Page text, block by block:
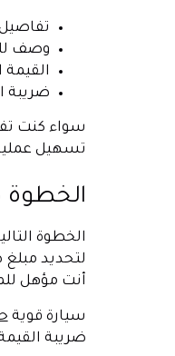
وصف
ضريبة
سواء كنت
تسهيل
الخطوة 3: حساب ضريبة المدخلات
الخطوة
لتحديد
أنت مؤهل
سيارة قوية
ضريبة